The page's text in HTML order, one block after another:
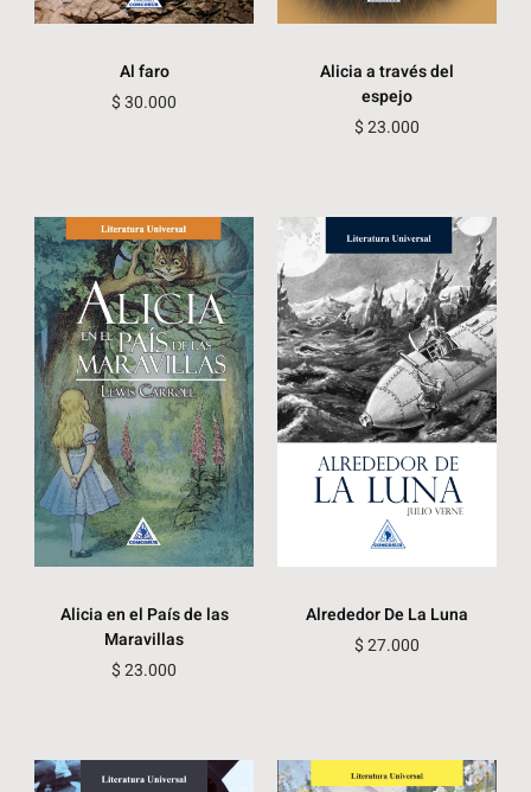
Al faro
$30.000
Alicia a través del
espejo
$23.000
Alicia en el País de las
Maravillas
$23.000
Alrededor De La Luna
$27.000